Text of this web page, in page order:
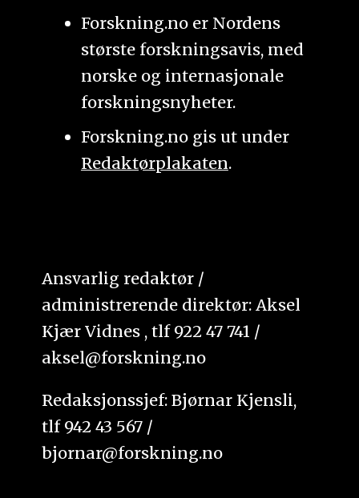
Forskning.no er Nordens
største forskningsavis, med
norske og internasjonale
forskningsnyheter.
Forskning.no gis ut under
Redaktørplakaten.
Ansvarlig redaktør /
administrerende direktør: Aksel
Kjær Vidnes , tlf 922 47 741 /
aksel@forskning.no
Redaksjonssjef: Bjørnar Kjensli,
tlf 942 43 567 /
bjornar@forskning.no